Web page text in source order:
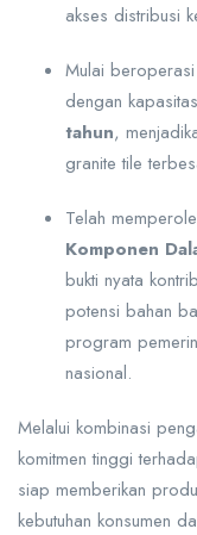
akses distribusi
Mulai
dengan
tahun,
granite tile
Telah
Komponen
bukti nyata
potensi bahan
program
nasional.
Melalui kombinasi
komitmen tinggi
siap memberikan
kebutuhan konsumen